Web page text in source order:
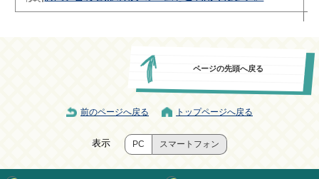
ページの先頭へ戻る
前のページへ戻る トップページへ戻る
表示 PC スマートフォン